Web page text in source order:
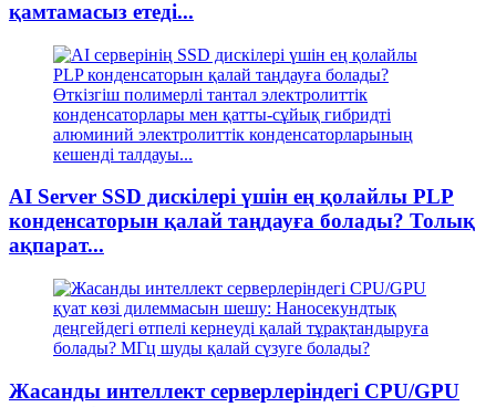
қамтамасыз етеді...
AI Server SSD дискілері үшін ең қолайлы PLP
конденсаторын қалай таңдауға болады? Толық
ақпарат...
Жасанды интеллект серверлеріндегі CPU/GPU